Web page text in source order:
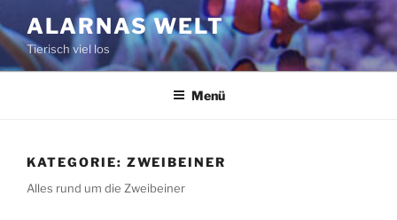
Inhalt
springen
ALARNAS WELT
Tierisch viel los
Menü
KATEGORIE: ZWEIBEINER
Alles rund um die Zweibeiner